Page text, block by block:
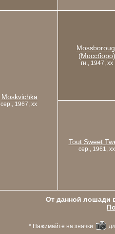
Moskvichka
сер., 1967, xx
(Моссборо)
гн., 1947, xx
Tout Sweet
сер., 1961, xx
От данной лошади
* Нажимайте на значки